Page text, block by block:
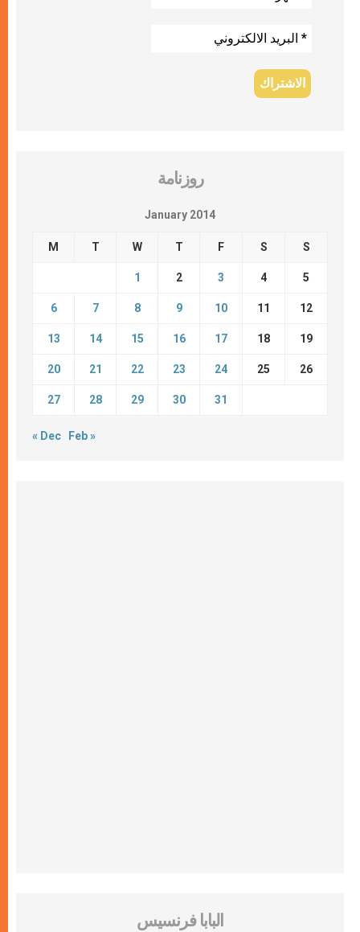
روزنامة
January 2014
M T W T F S S
1 2 3 4 5
6 7 8 9 10 11 12
13 14 15 16 17 18 19
20 21 22 23 24 25 26
27 28 29 30 31
« Dec Feb »
البابا فرنسيس